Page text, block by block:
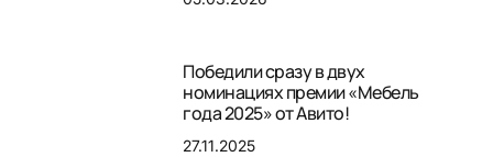
Победили сразу в двух
номинациях премии «Мебель
года 2025» от Авито!
27.11.2025